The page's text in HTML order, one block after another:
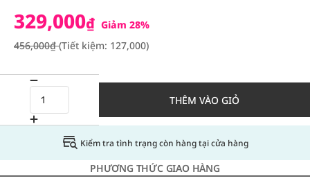
329,000₫ Giảm 28%
456,000₫(Tiết kiệm: 127,000)
THÊM VÀO GIỎ
Kiểm tra tình trạng còn hàng tại cửa hàng
PHƯƠNG THỨC GIAO HÀNG